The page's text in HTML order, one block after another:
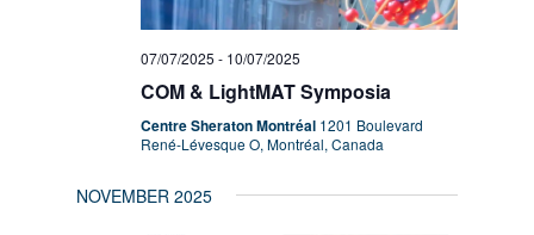
07/07/2025 - 10/07/2025
COM & LightMAT Symposia
Centre Sheraton Montréal 1201 Boulevard
René-Lévesque O, Montréal, Canada
NOVEMBER 2025